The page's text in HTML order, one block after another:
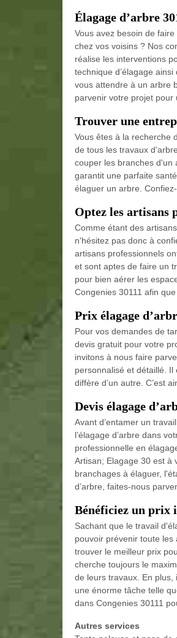
Élagage d’arbre
Vous avez besoin de
chez vos voisins ? Nos
réalise les interventions
technique d’élagage
vous attendre à un arbre
parvenir votre projet pour
Trouver une
Vous êtes à la recherche
de tous les travaux
couper les branches d'un
garantit une parfaite
élaguer un arbre.
Optez les artisans
Comme étant des
n'hésitez pas donc à
artisans professionnels
et sont aptes de faire un
pour bien aérer les
Congenies 30111 afin
Prix élagage
Pour vos demandes de
devis gratuit pour votre
invitons à nous faire
personnalisé et détaillé. Il
diffère d’un autre. C’est
Devis élagage
Avant d’entamer un
l’élagage d’arbre dans
professionnelle en
Artisan; Elagage 30 est à
branchages à élaguer,
d’arbre, faites-nous
Bénéficiez un prix
Sachant que le travail
pouvoir prévenir toute
trouver le meilleur prix
cherche toujours le
de leurs travaux. En
une énorme tâche telle
dans Congenies 30111
Autres services